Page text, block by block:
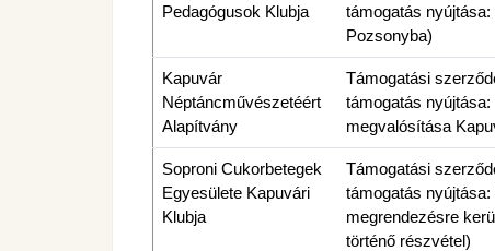
Pedagógusok Klubja
támogatás
Pozsonyba)
Kapuvár
Néptáncművészetéért
Alapítvány
Támogatási
támogatás
megvalósítása
Soproni Cukorbetegek
Egyesülete Kapuvári
Klubja
Támogatási
támogatás
megrendezésre
történő részvétel)